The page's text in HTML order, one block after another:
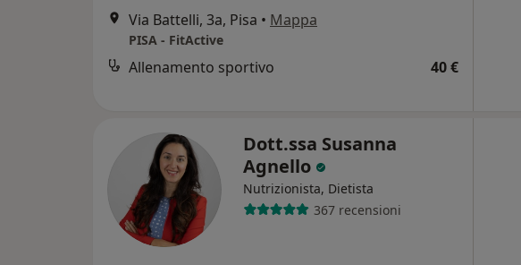
Via Battelli, 3a, Pisa • Mappa
PISA - FitActive
Allenamento sportivo 40 €
Dott.ssa Susanna
Agnello
Nutrizionista, Dietista
367 recensioni